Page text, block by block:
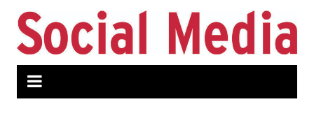
Inhalt
springen